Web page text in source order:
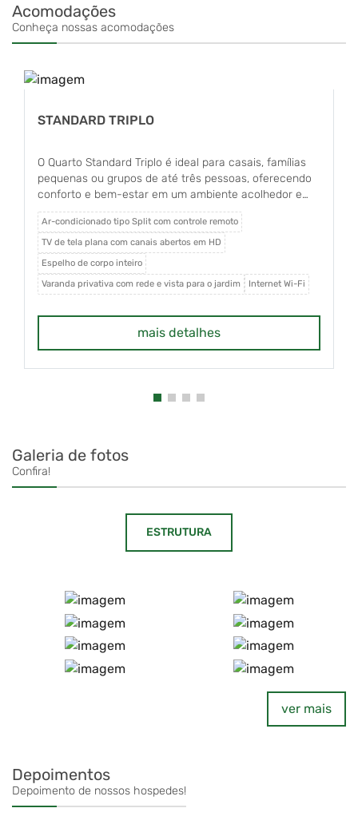
Acomodações
Conheça nossas acomodações
STANDARD TRIPLO
O Quarto Standard Triplo é ideal para casais, famílias
pequenas ou grupos de até três pessoas, oferecendo
conforto e bem-estar em um ambiente acolhedor e
exclusivamente para não fumantes. O apartamento
conta com ar-condicionado tipo Split com controle
remoto, TV de tela plana com canais abertos em HD,
frigobar, uma cama box Queen Size com colchão de
molas e uma cama de solteiro, além de espelho de
corpo inteiro e internet Wi-Fi. Dispõe ainda de varanda
Blindex, garantindo mais conforto e funcionalidade
durante a estadia.
Ar-condicionado tipo Split com controle remoto
TV de tela plana com canais abertos em HD
Espelho de corpo inteiro
Varanda privativa com rede e vista para o jardim
Internet Wi-Fi
mais detalhes
Galeria de fotos
Confira!
ESTRUTURA
ver mais
Depoimentos
Depoimento de nossos hospedes!